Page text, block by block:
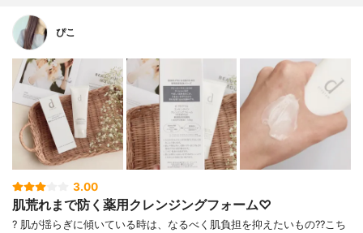
ぴこ
3.00
肌荒れまで防く薬用クレンジングフォーム♡
? 肌が揺らぎに傾いている時は、なるべく肌負担を抑えたいもの?? こち